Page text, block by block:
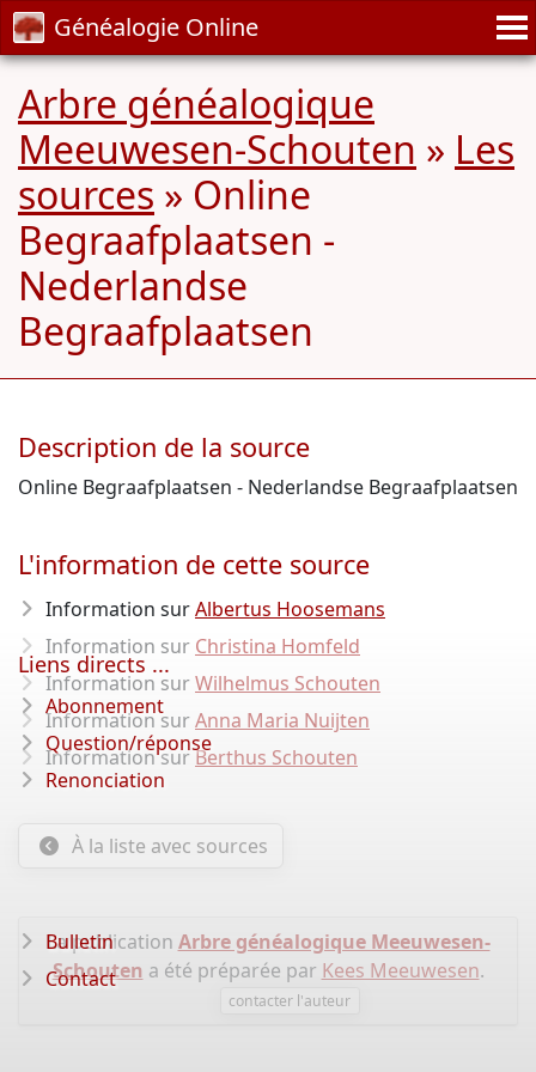
Généalogie Online
Arbre généalogique
Meeuwesen-Schouten » Les
sources » Online
Begraafplaatsen -
Nederlandse
Begraafplaatsen
Description de la source
Online Begraafplaatsen - Nederlandse Begraafplaatsen
L'information de cette source
Information surAlbertus Hoosemans
Information sur Christina Homfeld
Information surWilhelmus Schouten
Information surAnna Maria Nuijten
Information surBerthus Schouten
À la liste avec sources
La publication Arbre généalogique Meeuwesen-
Schouten a été préparée par Kees Meeuwesen.
contacter l'auteur
Liens directs ...
Abonnement
Question/réponse
Renonciation
Bulletin
Contact